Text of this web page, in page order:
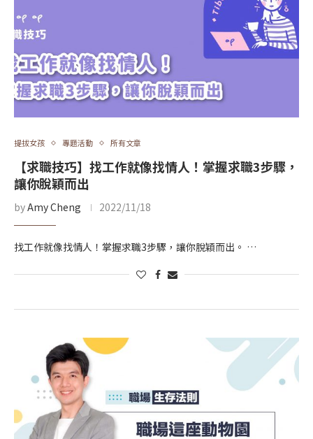
提拔女孩 專題活動 所有文章
【求職技巧】找工作就像找情人！掌握求職3步驟，
讓你脫穎而出
byAmy Cheng 2022/11/18
找工作就像找情人！掌握求職3步驟，讓你脫穎而出。 …